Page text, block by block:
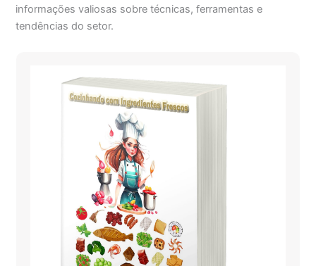
informações valiosas sobre técnicas, ferramentas e
tendências do setor.